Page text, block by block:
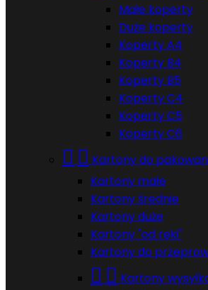
Małe koperty
Duże koperty
Koperty A4
Koperty B4
Koperty B5
Koperty C4
Koperty C5
Koperty C6
  Kartony do
Kartony małe
Kartony średnie
Kartony duże
Kartony "od ręki"
Kartony do
  Kartony